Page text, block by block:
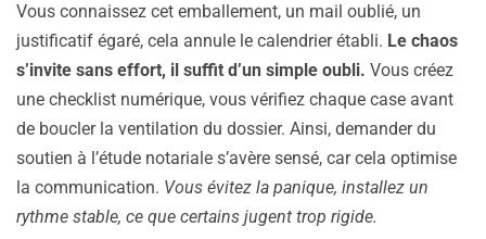
Vous connaissez cet emballement, un mail oublié, un
justificatif égaré, cela annule le calendrier établi. Le chaos
s’invite sans effort, il suffit d’un simple oubli. Vous créez
une checklist numérique, vous vérifiez chaque case avant
de boucler la ventilation du dossier. Ainsi, demander du
soutien à l’étude notariale s’avère sensé, car cela optimise
la communication. Vous évitez la panique, installez un
rythme stable, ce que certains jugent trop rigide.